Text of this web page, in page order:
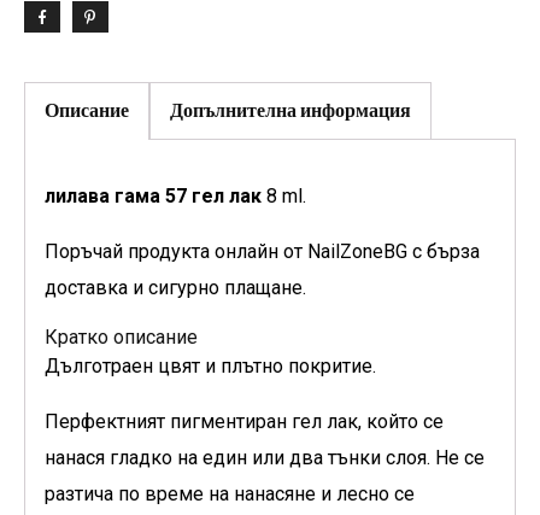
Описание Допълнителна информация
лилава гама 57 гел лак 8 ml.
Поръчай продукта онлайн от NailZoneBG с бърза
доставка и сигурно плащане.
Кратко описание
Дълготраен цвят и плътно покритие.
Перфектният пигментиран гел лак, който се
нанася гладко на един или два тънки слоя. Не се
разтича по време на нанасяне и лесно се